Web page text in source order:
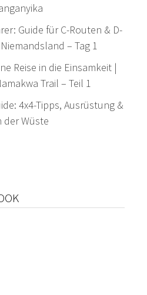
Guide für C-Routen & D-
– Tag 1
Reise in die Einsamkeit |
Trail – Teil 1
4x4-Tipps, Ausrüstung &
der Wüste